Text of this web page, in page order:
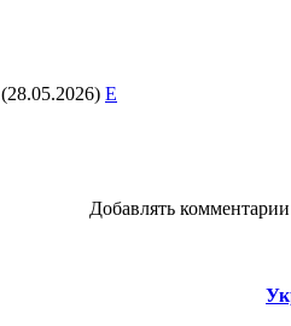
(28.05.2026) E
Добавлять